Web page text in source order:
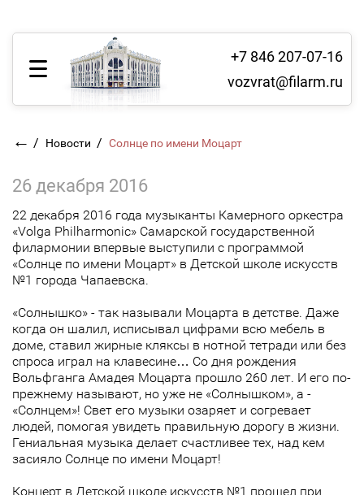
+7 846 207-07-16
vozvrat@filarm.ru
← / Новости / Солнце по имени Моцарт
26 декабря 2016
22 декабря 2016 года музыканты Камерного оркестра
«Volga Philharmonic» Самарской государственной
филармонии впервые выступили с программой
«Солнце по имени Моцарт» в Детской школе искусств
№1 города Чапаевска.
«Солнышко» - так называли Моцарта в детстве. Даже
когда он шалил, исписывал цифрами всю мебель в
доме, ставил жирные кляксы в нотной тетради или без
спроса играл на клавесине… Со дня рождения
Вольфганга Амадея Моцарта прошло 260 лет. И его по-
прежнему называют, но уже не «Солнышком», а -
«Солнцем»! Свет его музыки озаряет и согревает
людей, помогая увидеть правильную дорогу в жизни.
Гениальная музыка делает счастливее тех, над кем
засияло Солнце по имени Моцарт!
Концерт в Детской школе искусств №1 прошел при